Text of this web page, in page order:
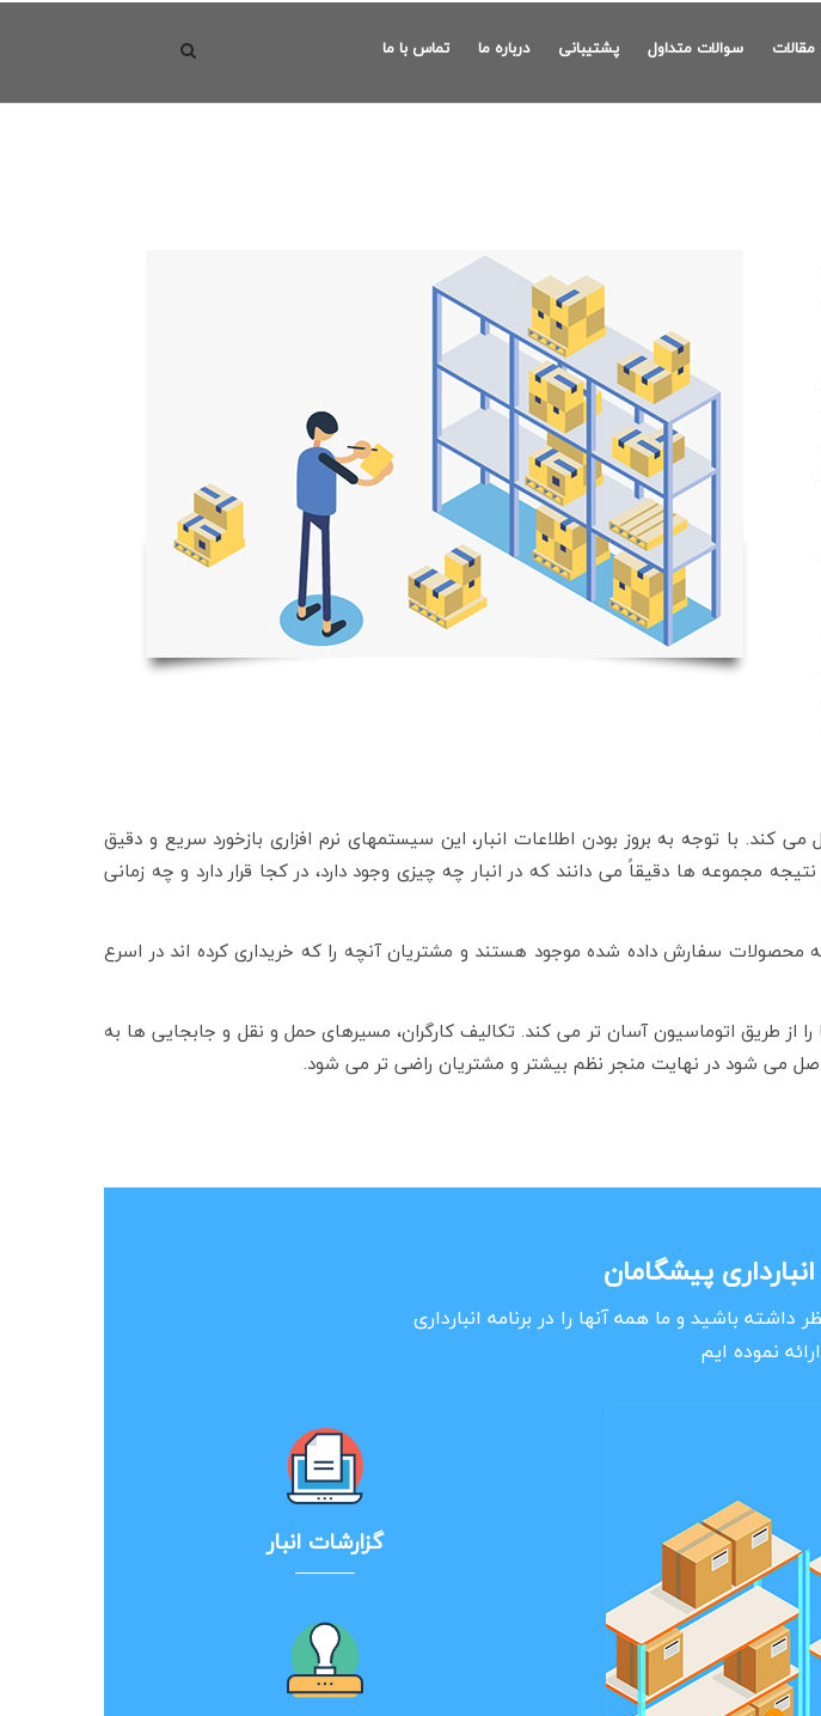
مقالات سوالات متداول پشتیبانی درباره ما تماس با ما
می کند. با توجه به بروز بودن اطلاعات انبار، این سیستمهای نرم افزاری بازخورد سریع و دقیق
مجموعه ها دقیقاً می دانند که در انبار چه چیزی وجود دارد، در کجا قرار دارد و چه زمانی
سفارش داده شده موجود هستند و مشتریان آنچه را که خریداری کرده اند در اسرع
از طریق اتوماسیون آسان تر می کند. تکالیف کارگران، مسیرهای حمل و نقل و جابجایی ها به
حاصل می شود در نهایت منجر نظم بیشتر و مشتریان راضی تر می شود.
پیشگامان
داشته باشید و ما همه آنها را در برنامه انبارداری
نموده ایم
گزارشات انبار